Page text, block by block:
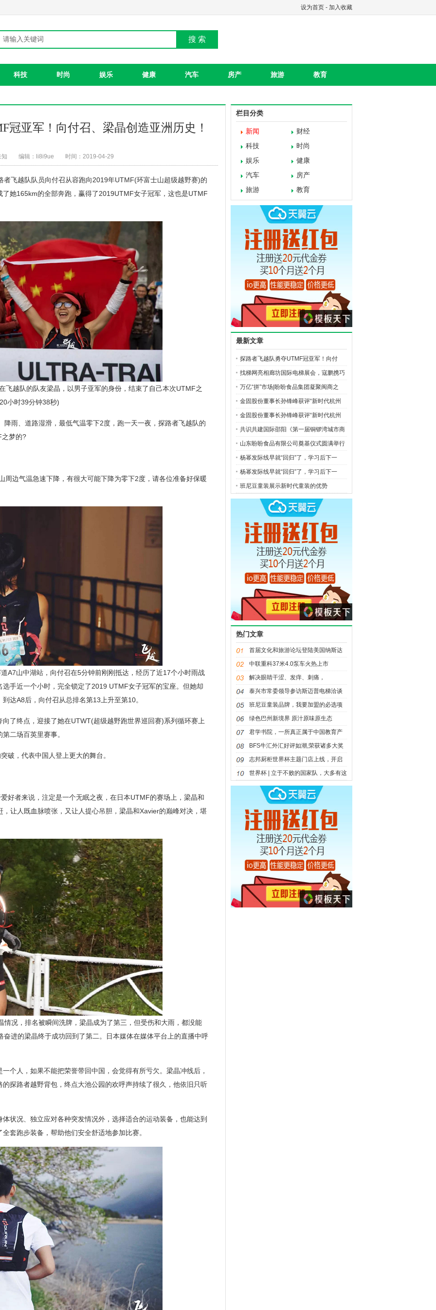
设为首页 - 加入收藏
搜 索
科技 时尚 娱乐 健康 汽车 房产 旅游 教育
冠亚军！向付召、梁晶创造亚洲历史！
知 编辑：li8i9ue 时间：2019-04-29
飞越队队员向付召从容跑向2019年UTMF(环富士山超级越野赛)的
她165km的全部奔跑，赢得了2019UTMF女子冠军，这也是UTMF
飞越队的队友梁晶，以男子亚军的身份，结束了自己本次UTMF之
小时39分钟38秒)
雨、道路湿滑，最低气温零下2度，跑一天一夜，探路者飞越队的
之梦的?
周边气温急速下降，有很大可能下降为零下2度，请各位准备好保暖
A7山中湖站，向付召在5分钟前刚刚抵达，经历了近17个小时雨战
手近一个小时，完全锁定了2019 UTMF女子冠军的宝座。但她却
达A8后，向付召从总排名第13上升至第10。
了终点，迎接了她在UTWT(超级越野跑世界巡回赛)系列循环赛上
二场百英里赛事。
破，代表中国人登上更大的舞台。
好者来说，注定是一个无眠之夜，在日本UTMF的赛场上，梁晶和
让人既血脉喷张，又让人提心吊胆，梁晶和Xavier的巅峰对决，堪
情况，排名被瞬间洗牌，梁晶成为了第三，但受伤和大雨，都没能
进的梁晶终于成功回到了第二。日本媒体在媒体平台上的直播中呼
个人，如果不能把荣誉带回中国，会觉得有所亏欠。梁晶冲线后，
探路者越野背包，终点大池公园的欢呼声持续了很久，他依旧只听
状况、独立应对各种突发情况外，选择适合的运动装备，也能达到
套跑步装备，帮助他们安全舒适地参加比赛。
栏目分类
新闻
财经
科技
时尚
娱乐
健康
汽车
房产
旅游
教育
最新文章
探路者飞越队勇夺UTMF冠亚军！向付
召、梁
找梯网亮相廊坊国际电梯展会，寇鹏携巧
万亿“拼”市场|盼盼食品集团凝聚闽商之
金固股份董事长孙锋峰获评“新时代杭州
金固股份董事长孙锋峰获评“新时代杭州
共识共建国际邵阳《第一届铜锣湾城市商
山东盼盼食品有限公司奠基仪式圆满举行
杨幂发际线早就“回归”了，学习后下一
杨幂发际线早就“回归”了，学习后下一
班尼豆童装展示新时代童装的优势
热门文章
首届文化和旅游论坛登陆美国纳斯达
克大
中联重科37米4.0泵车火热上市
解决眼睛干涩、发痒、刺痛，
OCuSOFT美国医
泰兴市常委领导参访斯迈普电梯洽谈
合作
班尼豆童装品牌，我要加盟的必选项
目
绿色巴州新境界 原汁原味原生态
君学书院，一所真正属于中国教育产
业自
BFS牛汇外汇好评如潮,荣获诸多大奖
实至名
志邦厨柜世界杯主题门店上线，开启
世界
世界杯 | 立于不败的国家队，大多有这
样